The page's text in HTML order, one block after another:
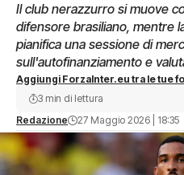
Il club nerazzurro si muove
difensore brasiliano, mentre
pianifica una sessione di
sull'autofinanziamento e
Aggiungi ForzaInter.eu tra le tue
Redazione 27 Maggio 2026 | 18:35
3 min di lettura